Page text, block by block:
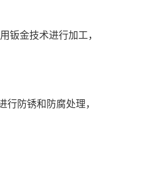
钣金技术进行加工，
防锈和防腐处理，